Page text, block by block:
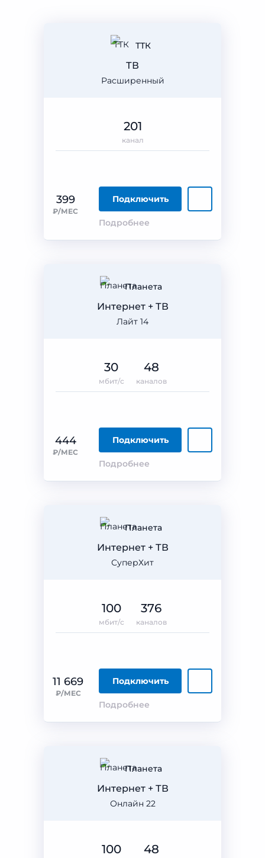
ТТК
Расширенный
ТВ
399
₽/МЕС
Подключить
Подробнее
201
канал
Планета
Лайт 14
Интернет + ТВ
444
₽/МЕС
Подключить
Подробнее
30
мбит/с
48
каналов
Планета
СуперХит
Интернет + ТВ
11 669
₽/МЕС
Подключить
Подробнее
100
мбит/с
376
каналов
Планета
Онлайн 22
Интернет + ТВ
100 48